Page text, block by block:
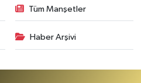
Tüm Manşetler
Haber Arşivi